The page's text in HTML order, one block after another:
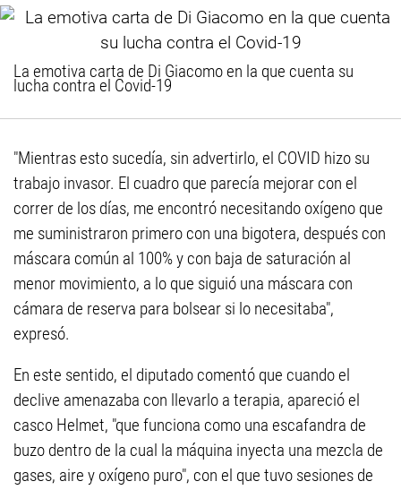
La emotiva carta de Di Giacomo en la que cuenta su
lucha contra el Covid-19
"Mientras esto sucedía, sin advertirlo, el COVID hizo su
trabajo invasor. El cuadro que parecía mejorar con el
correr de los días, me encontró necesitando oxígeno que
me suministraron primero con una bigotera, después con
máscara común al 100% y con baja de saturación al
menor movimiento, a lo que siguió una máscara con
cámara de reserva para bolsear si lo necesitaba",
expresó.
En este sentido, el diputado comentó que cuando el
declive amenazaba con llevarlo a terapia, apareció el
casco Helmet, "que funciona como una escafandra de
buzo dentro de la cual la máquina inyecta una mezcla de
gases, aire y oxígeno puro", con el que tuvo sesiones de